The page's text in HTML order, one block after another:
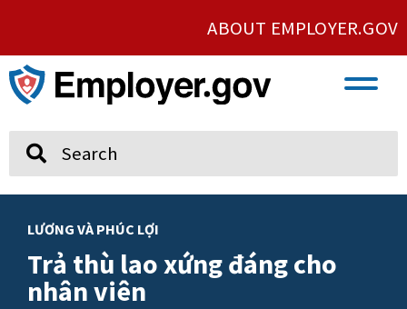
ABOUT EMPLOYER.GOV
LƯƠNG VÀ PHÚC LỢI
Trả thù lao xứng đáng cho
nhân viên